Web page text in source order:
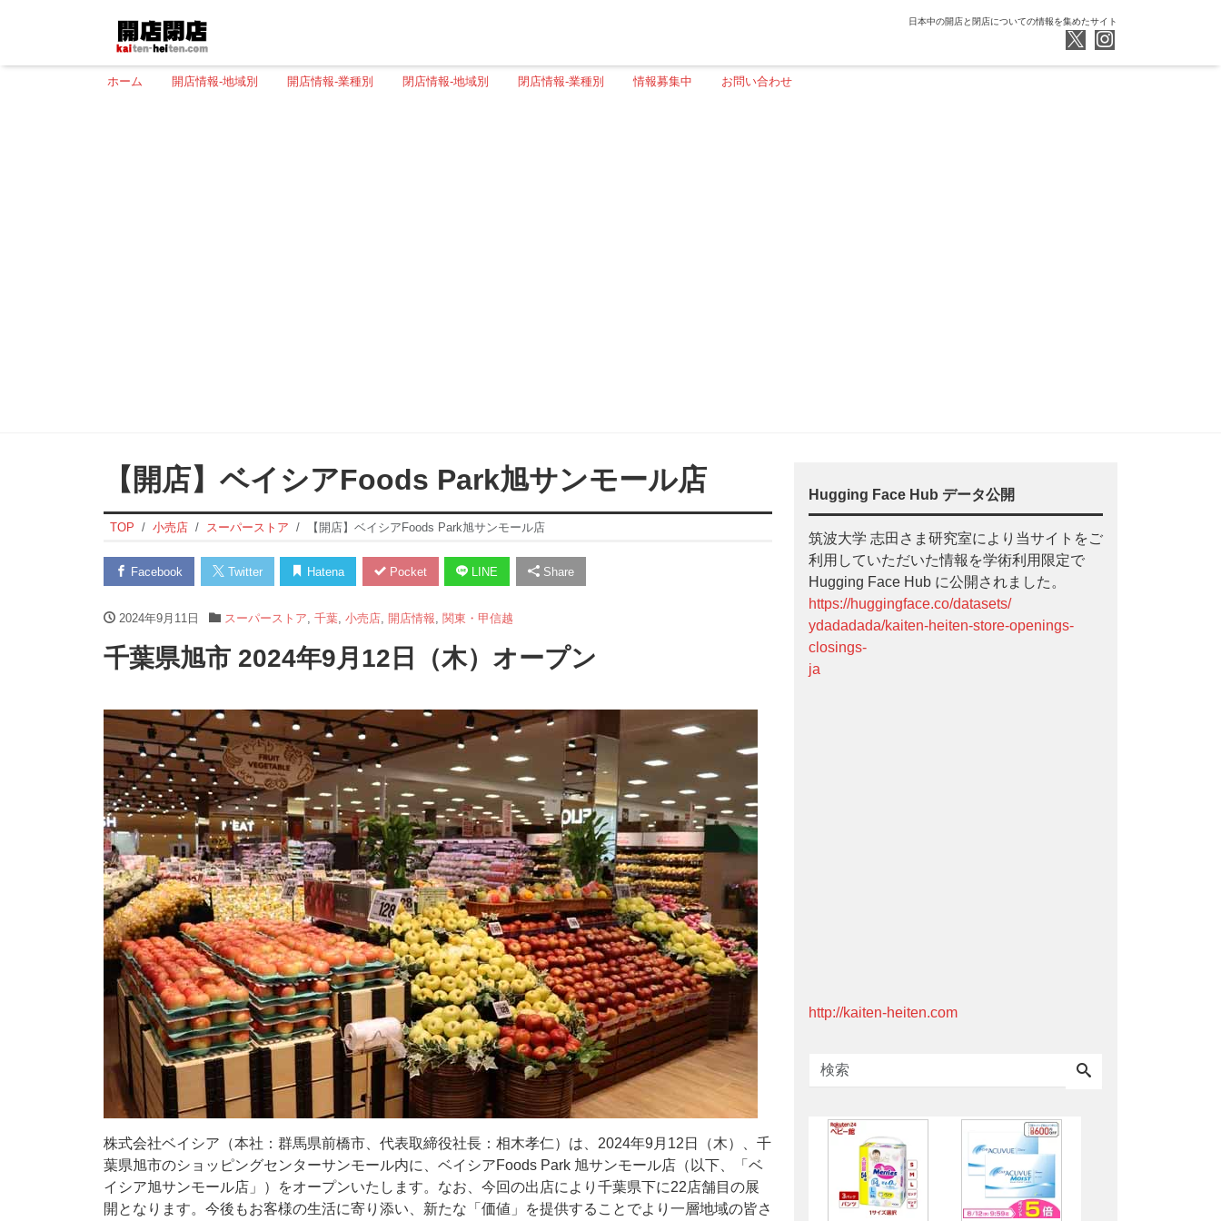
日本中の開店と閉店についての情報を集めたサイト
ホーム 開店情報-地域別 開店情報-業種別 閉店情報-地域別 閉店情報-業種別 情報募集中 お問い合わせ
【開店】ベイシアFoods Park旭サンモール店
TOP 小売店 スーパーストア 【開店】ベイシアFoods Park旭サンモール店
Facebook Twitter Hatena Pocket LINE Share
2024年9月11日 スーパーストア 千葉, 小売店, 開店情報 関東・甲信越
千葉県旭市 2024年9月12日（木）オープン
株式会社ベイシア（本社：群馬県前橋市、代表取締役社長：相木孝仁）は、2024年9月12日（木）、千
葉県旭市のショッピングセンターサンモール内に、ベイシアFoods Park 旭サンモール店（以下、「ベ
イシア旭サンモール店」）をオープンいたします。なお、今回の出店により千葉県下に22店舗目の展
開となります。今後もお客様の生活に寄り添い、新たな「価値」を提供することでより一層地域の皆さ
Hugging Face Hub データ公開
筑波大学 志田さま研究室により当サイトをご
利用していただいた情報を学術利用限定で
Hugging Face Hub に公開されました。
https://huggingface.co/datasets/
ydadadada/kaiten-heiten-store-openings-
closings-
ja
http://kaiten-heiten.com